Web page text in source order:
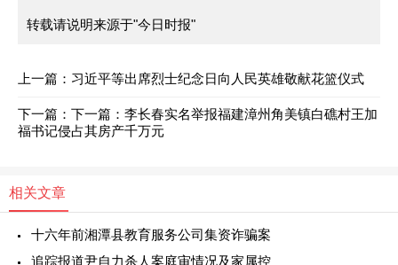
转载请说明来源于"今日时报"
上一篇： 习近平等出席烈士纪念日向人民英雄敬献花篮仪式
下一篇： 下一篇： 李长春实名举报福建漳州角美镇白礁村王加
福书记侵占其房产千万元
相关文章
十六年前湘潭县教育服务公司集资诈骗案
追踪报道尹自力杀人案庭审情况及家属控